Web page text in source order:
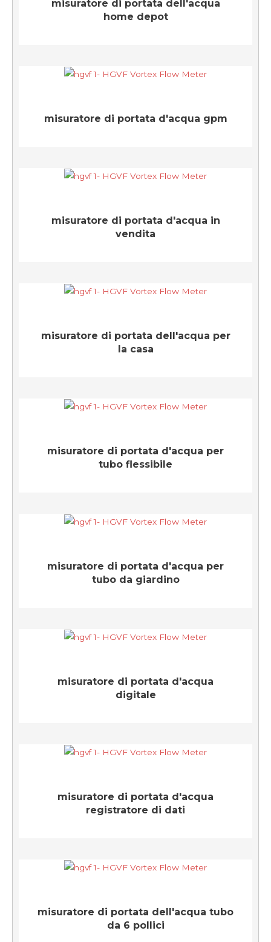
misuratore di portata dell'acqua
home depot
misuratore di portata d'acqua gpm
misuratore di portata d'acqua in
vendita
misuratore di portata dell'acqua per
la casa
misuratore di portata d'acqua per
tubo flessibile
misuratore di portata d'acqua per
tubo da giardino
misuratore di portata d'acqua
digitale
misuratore di portata d'acqua
registratore di dati
misuratore di portata dell'acqua tubo
da 6 pollici